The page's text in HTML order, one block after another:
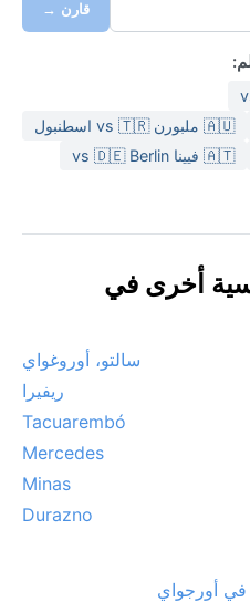
للصيف، وسترة مقاومة
مظلة صغيرة.
مناخياً هو بين شهري مارس
حين يكون الطقس معتدلاً
صباحياً في الشتاء، لكنه
سيارة قوية، لكن رياح
أي فصل.
قارن →
🇦🇺 ملبورن vs 🇹🇷 اسطنبول
🇦🇹 فيينا vs 🇩🇪 Berlin
أخرى في
سالتو، أوروغواي
ريفيرا
Tacuarembó
Mercedes
Minas
Durazno
أورجواي